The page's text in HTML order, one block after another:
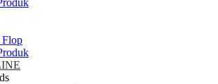
Flop